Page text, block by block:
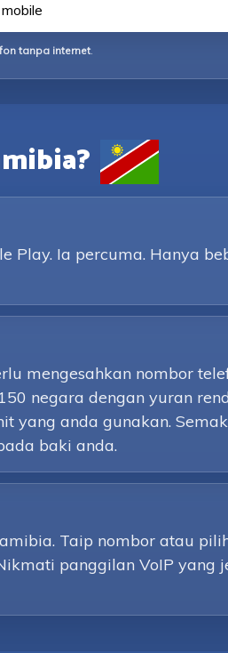
tanpa internet.
Play. Ia percuma. Hanya
mengesahkan nombor
negara dengan yuran
yang anda gunakan.
baki anda.
Taip nombor atau
panggilan VoIP yang